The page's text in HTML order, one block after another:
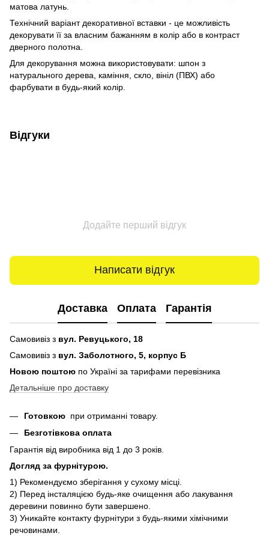
матова латунь.
Технічний варіант декоративної вставки - це можливість
декорувати її за власним бажанням в колір або в контраст
дверного полотна.
Для декорування можна використовувати: шпон з
натурального дерева, каміння, скло, вініл (ПВХ) або
фарбувати в будь-який колір.
Відгуки
Додайте перший відгук
Написати відгук
Доставка Оплата Гарантія
Самовивіз з вул. Ревуцького, 18
Самовивіз з вул. Заболотного, 5, корпус Б
Новою поштою по Україні за тарифами перевізника
Детальніше про доставку
Готовкою при отриманні товару.
Безготівкова оплата
Гарантія від виробника від 1 до 3 років.
Догляд за фурнітурою.
1) Рекомендуємо зберігання у сухому місці.
2) Перед інсталяцією будь-яке очищення або лакування
деревини повинно бути завершено.
3) Уникайте контакту фурнітури з будь-якими хімічними
речовинами.